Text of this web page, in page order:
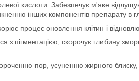
кислоти. Забезпечує м'яке
інших компонентів препарату в
процес оновлення клітин і
з пігментацією, скорочує глибину
пор, усуненню жирного